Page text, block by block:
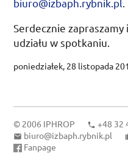
biuro@izbaph.rybnik.pl
Serdecznie
udziału w spotkaniu.
poniedziałek, 28 listopada
© 2006 IPHROP
+48 32
biuro@izbaph.rybnik.pl
Fanpage